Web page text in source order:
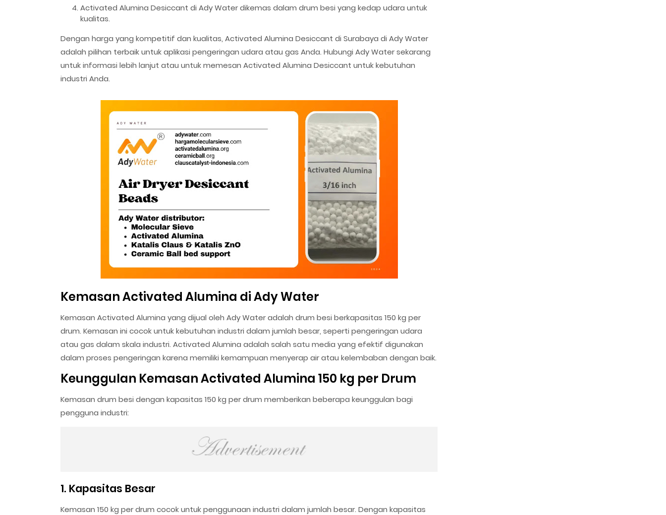
Activated Alumina Desiccant di Ady Water dikemas dalam drum besi yang kedap udara untuk
kualitas.
Dengan harga yang kompetitif dan kualitas, Activated Alumina Desiccant di Surabaya di Ady Water
adalah pilihan terbaik untuk aplikasi pengeringan udara atau gas Anda. Hubungi Ady Water sekarang
untuk informasi lebih lanjut atau untuk memesan Activated Alumina Desiccant untuk kebutuhan
industri Anda.
Kemasan Activated Alumina di Ady Water
Kemasan Activated Alumina yang dijual oleh Ady Water adalah drum besi berkapasitas 150 kg per
drum. Kemasan ini cocok untuk kebutuhan industri dalam jumlah besar, seperti pengeringan udara
atau gas dalam skala industri. Activated Alumina adalah salah satu media yang efektif digunakan
dalam proses pengeringan karena memiliki kemampuan menyerap air atau kelembaban dengan baik.
Keunggulan Kemasan Activated Alumina 150 kg per Drum
Kemasan drum besi dengan kapasitas 150 kg per drum memberikan beberapa keunggulan bagi
pengguna industri:
1. Kapasitas Besar
Kemasan 150 kg per drum cocok untuk penggunaan industri dalam jumlah besar. Dengan kapasitas